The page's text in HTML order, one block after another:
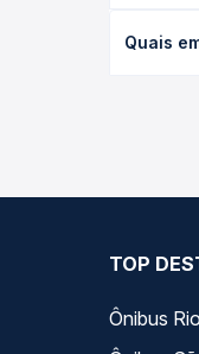
de
Quais
TOP
Ônibus